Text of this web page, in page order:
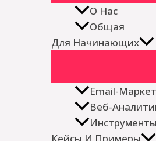
О Нас
Общая
Для Начинающих
Email-
Веб-